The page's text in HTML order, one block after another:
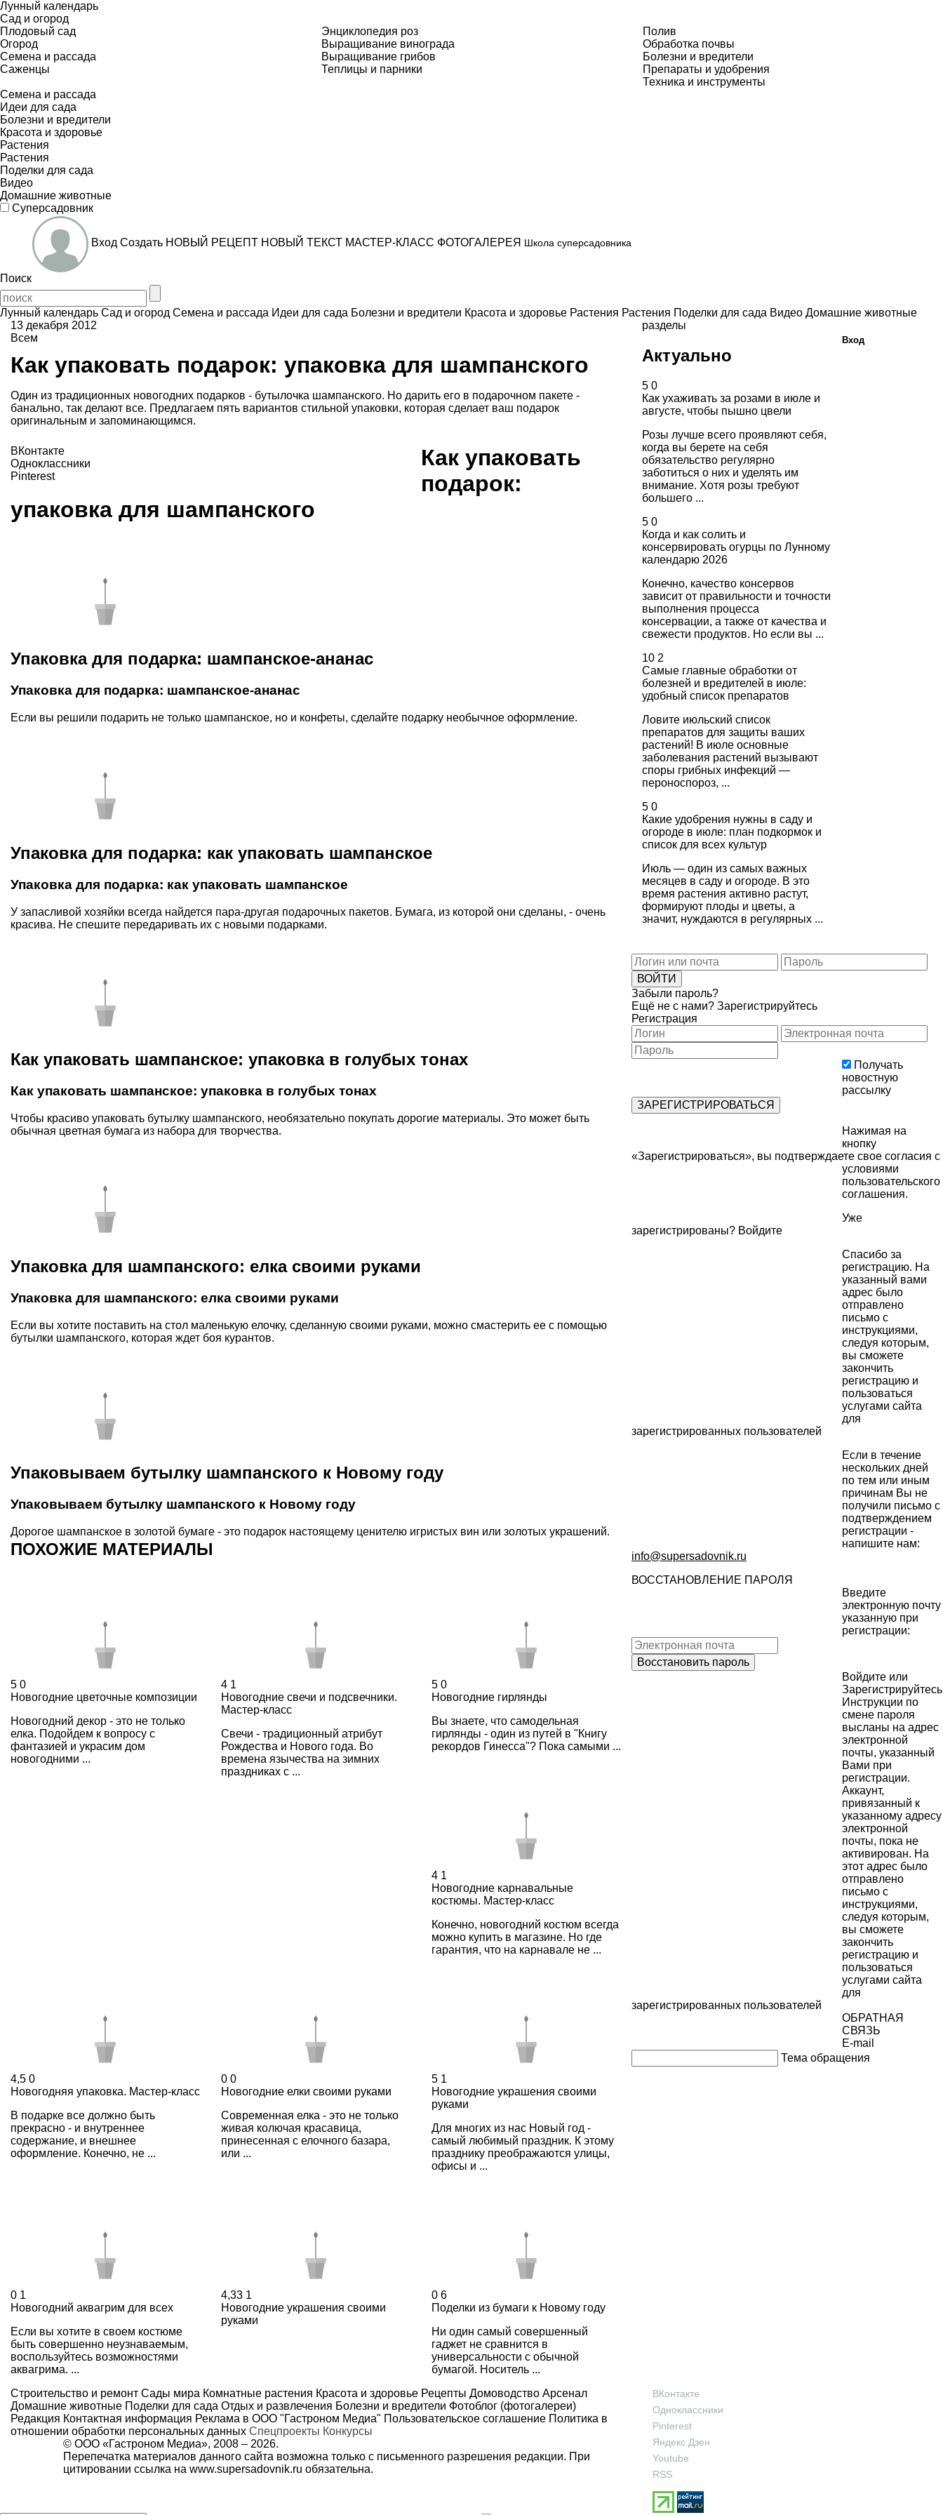
Лунный календарь
Сад и огород
Плодовый сад
Огород
Семена и рассада
Саженцы
Энциклопедия роз
Выращивание винограда
Выращивание грибов
Теплицы и парники
Полив
Обработка почвы
Болезни и вредители
Препараты и удобрения
Техника и инструменты
Семена и рассада
Идеи для сада
Болезни и вредители
Красота и здоровье
Растения
Растения
Поделки для сада
Видео
Домашние животные
Суперсадовник
Вход Создать НОВЫЙ РЕЦЕПТ НОВЫЙ ТЕКСТ МАСТЕР-КЛАСС ФОТОГАЛЕРЕЯ Школа суперсадовника
Поиск
Лунный календарь Сад и огород Семена и рассада Идеи для сада Болезни и вредители Красота и здоровье Растения Растения Поделки для сада Видео Домашние животные
13 декабря 2012
Всем
Как упаковать подарок: упаковка для шампанского
Один из традиционных новогодних подарков - бутылочка шампанского. Но дарить его в подарочном пакете -
банально, так делают все. Предлагаем пять вариантов стильной упаковки, которая сделает ваш подарок
оригинальным и запоминающимся.
ВКонтакте
Одноклассники
Pinterest
Как упаковать
подарок:
упаковка для шампанского
Упаковка для подарка: шампанское-ананас
Упаковка для подарка: шампанское-ананас
Если вы решили подарить не только шампанское, но и конфеты, сделайте подарку необычное оформление.
Упаковка для подарка: как упаковать шампанское
Упаковка для подарка: как упаковать шампанское
У запасливой хозяйки всегда найдется пара-другая подарочных пакетов. Бумага, из которой они сделаны, - очень
красива. Не спешите передаривать их с новыми подарками.
Как упаковать шампанское: упаковка в голубых тонах
Как упаковать шампанское: упаковка в голубых тонах
Чтобы красиво упаковать бутылку шампанского, необязательно покупать дорогие материалы. Это может быть
обычная цветная бумага из набора для творчества.
Упаковка для шампанского: елка своими руками
Упаковка для шампанского: елка своими руками
Если вы хотите поставить на стол маленькую елочку, сделанную своими руками, можно смастерить ее с помощью
бутылки шампанского, которая ждет боя курантов.
Упаковываем бутылку шампанского к Новому году
Упаковываем бутылку шампанского к Новому году
Дорогое шампанское в золотой бумаге - это подарок настоящему ценителю игристых вин или золотых украшений.
ПОХОЖИЕ МАТЕРИАЛЫ
5 0
Новогодние цветочные композиции
Новогодний декор - это не только
елка. Подойдем к вопросу с
фантазией и украсим дом
новогодними ...
4 1
Новогодние свечи и подсвечники.
Мастер-класс
Свечи - традиционный атрибут
Рождества и Нового года. Во
времена язычества на зимних
праздниках с ...
5 0
Новогодние гирлянды
Вы знаете, что самодельная
гирлянды - один из путей в "Книгу
рекордов Гинесса"? Пока самыми ...
4 1
Новогодние карнавальные
костюмы. Мастер-класс
Конечно, новогодний костюм всегда
можно купить в магазине. Но где
гарантия, что на карнавале не ...
4,5 0
Новогодняя упаковка. Мастер-класс
В подарке все должно быть
прекрасно - и внутреннее
содержание, и внешнее
оформление. Конечно, не ...
0 0
Новогодние елки своими руками
Современная елка - это не только
живая колючая красавица,
принесенная с елочного базара,
или ...
5 1
Новогодние украшения своими
руками
Для многих из нас Новый год -
самый любимый праздник. К этому
празднику преображаются улицы,
офисы и ...
0 1
Новогодний аквагрим для всех
Если вы хотите в своем костюме
быть совершенно неузнаваемым,
воспользуйтесь возможностями
аквагрима. ...
4,33 1
Новогодние украшения своими
руками
0 6
Поделки из бумаги к Новому году
Ни один самый совершенный
гаджет не сравнится в
универсальности с обычной
бумагой. Носитель ...
разделы
Актуально
5 0
Как ухаживать за розами в июле и
августе, чтобы пышно цвели
Розы лучше всего проявляют себя,
когда вы берете на себя
обязательство регулярно
заботиться о них и уделять им
внимание. Хотя розы требуют
большего ...
5 0
Когда и как солить и
консервировать огурцы по Лунному
календарю 2026
Конечно, качество консервов
зависит от правильности и точности
выполнения процесса
консервации, а также от качества и
свежести продуктов. Но если вы ...
10 2
Самые главные обработки от
болезней и вредителей в июле:
удобный список препаратов
Ловите июльский список
препаратов для защиты ваших
растений! В июле основные
заболевания растений вызывают
споры грибных инфекций —
пероноспороз, ...
5 0
Какие удобрения нужны в саду и
огороде в июле: план подкормок и
список для всех культур
Июль — один из самых важных
месяцев в саду и огороде. В это
время растения активно растут,
формируют плоды и цветы, а
значит, нуждаются в регулярных ...
Строительство и ремонт Сады мира Комнатные растения Красота и здоровье Рецепты Домоводство Арсенал
Домашние животные Поделки для сада Отдых и развлечения Болезни и вредители Фотоблог (фотогалереи)
Редакция Контактная информация Реклама в ООО "Гастроном Медиа" Пользовательское соглашение Политика в
отношении обработки персональных данных Спецпроекты Конкурсы
© ООО «Гастроном Медиа», 2008 – 2026.
Перепечатка материалов данного сайта возможна только с письменного разрешения редакции. При
цитировании ссылка на www.supersadovnik.ru обязательна.
ВКонтакте
Одноклассники
Pinterest
Яндекс Дзен
Youtube
RSS
Вход
Забыли пароль?
Ещё не с нами? Зарегистрируйтесь
Регистрация
Получать
новостную
рассылку
Нажимая на
кнопку
«Зарегистрироваться», вы подтверждаете свое согласия с
условиями
пользовательского
соглашения.
Уже
зарегистрированы? Войдите
Спасибо за
регистрацию. На
указанный вами
адрес было
отправлено
письмо с
инструкциями,
следуя которым,
вы сможете
закончить
регистрацию и
пользоваться
услугами сайта
для
зарегистрированных пользователей
Если в течение
нескольких дней
по тем или иным
причинам Вы не
получили письмо с
подтверждением
регистрации -
напишите нам:
info@supersadovnik.ru
ВОССТАНОВЛЕНИЕ ПАРОЛЯ
Введите
электронную почту
указанную при
регистрации:
Войдите или
Зарегистрируйтесь
Инструкции по
смене пароля
высланы на адрес
электронной
почты, указанный
Вами при
регистрации.
Аккаунт,
привязанный к
указанному адресу
электронной
почты, пока не
активирован. На
этот адрес было
отправлено
письмо с
инструкциями,
следуя которым,
вы сможете
закончить
регистрацию и
пользоваться
услугами сайта
для
зарегистрированных пользователей
ОБРАТНАЯ
СВЯЗЬ
E-mail
Тема обращения